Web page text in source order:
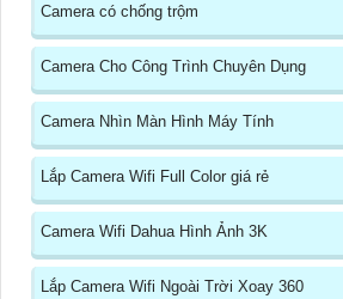
Camera có chống trộm
Camera Cho Công Trình Chuyên Dụng
Camera Nhìn Màn Hình Máy Tính
Lắp Camera Wifi Full Color giá rẻ
Camera Wifi Dahua Hình Ảnh 3K
Lắp Camera Wifi Ngoài Trời Xoay 360